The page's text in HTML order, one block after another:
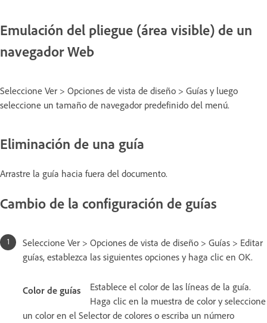
Emulación del pliegue (área visible) de un
navegador Web
Seleccione Ver > Opciones de vista de diseño > Guías y luego
seleccione un tamaño de navegador predefinido del menú.
Eliminación de una guía
Arrastre la guía hacia fuera del documento.
Cambio de la configuración de guías
Seleccione Ver > Opciones de vista de diseño > Guías > Editar
guías, establezca las siguientes opciones y haga clic en OK.
Color de guías
Establece el color de las líneas de la guía.
Haga clic en la muestra de color y seleccione
un color en el Selector de colores o escriba un número